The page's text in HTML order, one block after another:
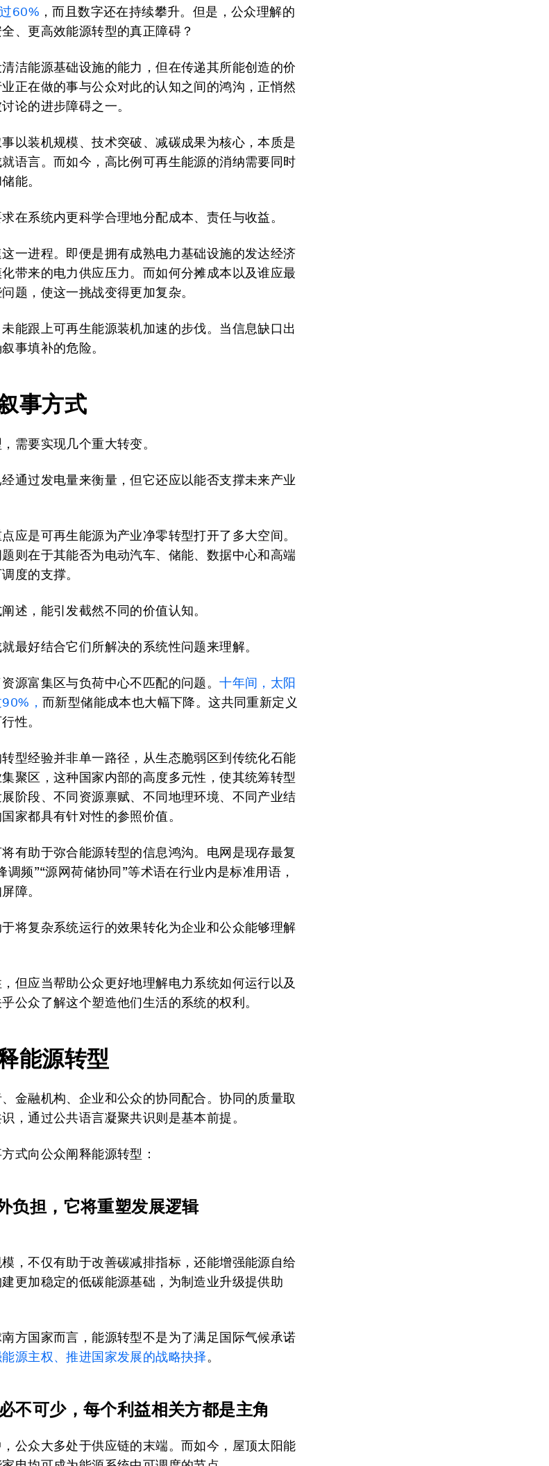
60% ，而且数字还在持续攀升。但是，公众理解的
、更高效能源转型的真正障碍？
洁能源基础设施的能力，但在传递其所能创造的价
正在做的事与公众对此的认知之间的鸿沟，正悄然
论的进步障碍之一。
以装机规模、技术突破、减碳成果为核心，本质是
语言。而如今，高比例可再生能源的消纳需要同时
能。
在系统内更科学合理地分配成本、责任与收益。
一进程。即便是拥有成熟电力基础设施的发达经济
带来的电力供应压力。而如何分摊成本以及谁应最
题，使这一挑战变得更加复杂。
能跟上可再生能源装机加速的步伐。当信息缺口出
事填补的危险。
事方式
需要实现几个重大转变。
通过发电量来衡量，但它还应以能否支撑未来产业
应是可再生能源为产业净零转型打开了多大空间。
则在于其能否为电动汽车、储能、数据中心和高端
度的支撑。
述，能引发截然不同的价值认知。
最好结合它们所解决的系统性问题来理解。
源富集区与负荷中心不匹配的问题。十年间，太阳
， 而新型储能成本也大幅下降。这共同重新定义
性。
型经验并非单一路径，从生态脆弱区到传统化石能
聚区，这种国家内部的高度多元性，使其统筹转型
阶段、不同资源禀赋、不同地理环境、不同产业结
家都具有针对性的参照价值。
有助于弥合能源转型的信息鸿沟。电网是现存最复
调频”“源网荷储协同”等术语在行业内是标准用语，
障。
将复杂系统运行的效果转化为企业和公众能够理解
但应当帮助公众更好地理解电力系统如何运行以及
公众了解这个塑造他们生活的系统的权利。
能源转型
金融机构、企业和公众的协同配合。协同的质量取
，通过公共语言凝聚共识则是基本前提。
式向公众阐释能源转型：
负担，它将重塑发展逻辑
，不仅有助于改善碳减排指标，还能增强能源自给
更加稳定的低碳能源基础，为制造业升级提供助
方国家而言，能源转型不是为了满足国际气候承诺
能源主权、推进国家发展的战略抉择。
不可少，每个利益相关方都是主角
公众大多处于供应链的末端。而如今，屋顶太阳能